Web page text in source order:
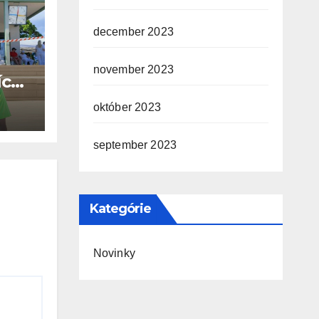
december 2023
november 2023
október 2023
september 2023
Kategórie
Novinky